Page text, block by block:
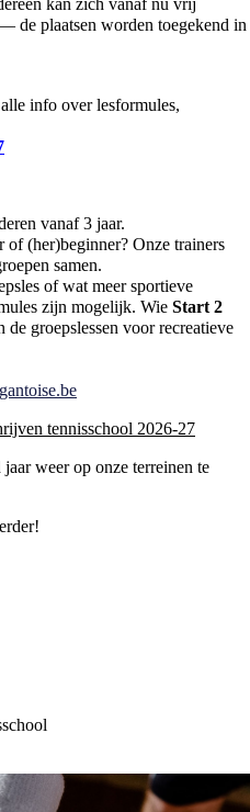
kan zich vanaf nu vrij
de plaatsen worden toegekend in
info over lesformules,
vanaf 3 jaar.
of (her)beginner? Onze trainers
samen.
of wat meer sportieve
zijn mogelijk. Wie Start 2
de groepslessen voor recreatieve
tennisschool 2026-27
weer op onze terreinen te